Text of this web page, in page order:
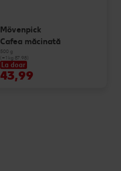
Mövenpick
Cafea măcinată
500 g
(=1 kg 87.98)
La doar
43,99